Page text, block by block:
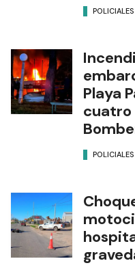
POLICIALES
Playa
cuatro
POLICIALES